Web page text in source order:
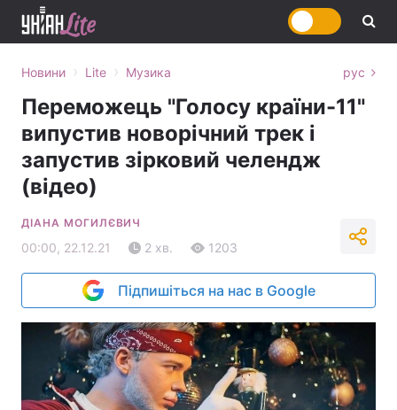
Новини › Lite › Музика рус
Переможець "Голосу країни-11"
випустив новорічний трек і
запустив зірковий челендж
(відео)
ДІАНА МОГИЛЄВИЧ
00:00, 22.12.21 2 хв. 1203
Підпишіться на нас в Google